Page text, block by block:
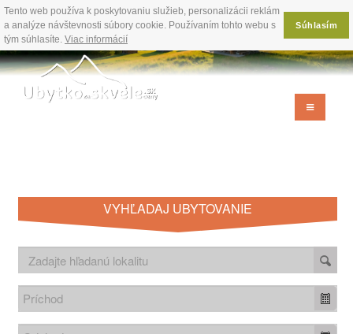
Tento web používa k poskytovaniu služieb, personalizácii reklám
a analýze návštevnosti súbory cookie. Používaním tohto webu s
tým súhlasíte. Viac informácií
Súhlasím
VYHĽADAJ UBYTOVANIE